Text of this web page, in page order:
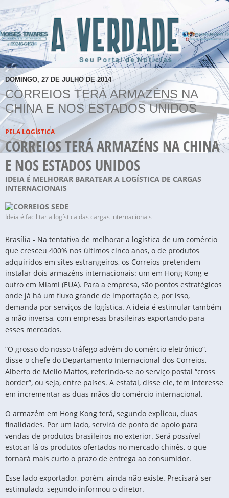
DOMINGO, 27 DE JULHO DE 2014
CORREIOS TERÁ ARMAZÉNS NA
CHINA E NOS ESTADOS UNIDOS
PELA LOGÍSTICA
CORREIOS TERÁ ARMAZÉNS NA CHINA
E NOS ESTADOS UNIDOS
IDEIA É MELHORAR BARATEAR A LOGÍSTICA DE CARGAS
INTERNACIONAIS
Ideia é facilitar a logística das cargas internacionais
Brasília - Na tentativa de melhorar a logística de um comércio
que cresceu 400% nos últimos cinco anos, o de produtos
adquiridos em sites estrangeiros, os Correios pretendem
instalar dois armazéns internacionais: um em Hong Kong e
outro em Miami (EUA). Para a empresa, são pontos estratégicos
onde já há um fluxo grande de importação e, por isso,
demanda por serviços de logística. A ideia é estimular também
a mão inversa, com empresas brasileiras exportando para
esses mercados.
“O grosso do nosso tráfego advém do comércio eletrônico”,
disse o chefe do Departamento Internacional dos Correios,
Alberto de Mello Mattos, referindo-se ao serviço postal “cross
border”, ou seja, entre países. A estatal, disse ele, tem interesse
em incrementar as duas mãos do comércio internacional.
O armazém em Hong Kong terá, segundo explicou, duas
finalidades. Por um lado, servirá de ponto de apoio para
vendas de produtos brasileiros no exterior. Será possível
estocar lá os produtos ofertados no mercado chinês, o que
tornará mais curto o prazo de entrega ao consumidor.
Esse lado exportador, porém, ainda não existe. Precisará ser
estimulado, segundo informou o diretor.